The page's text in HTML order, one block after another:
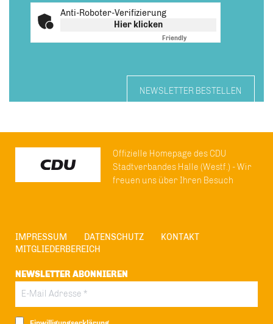
Anti-Roboter-Verifizierung
Hier klicken
Friendly
NEWSLETTER BESTELLEN
Offizielle Homepage des CDU
Stadtverbandes Halle (Westf.) - Wir
freuen uns über Ihren Besuch
IMPRESSUM DATENSCHUTZ
KONTAKT
MITGLIEDERBEREICH
NEWSLETTER ABONNIEREN